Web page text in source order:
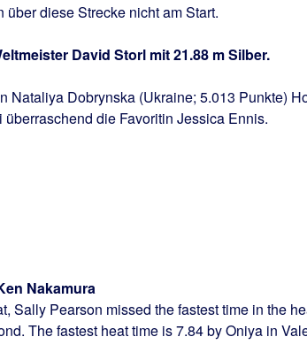
diese Strecke nicht am Start.
David Storl mit 21.88 m Silber.
Nataliya Dobrynska (Ukraine; 5.013 Punkte)
die Favoritin Jessica Ennis.
Nakamura
Sally Pearson missed the fastest time in the
The fastest heat time is 7.84 by Oniya in